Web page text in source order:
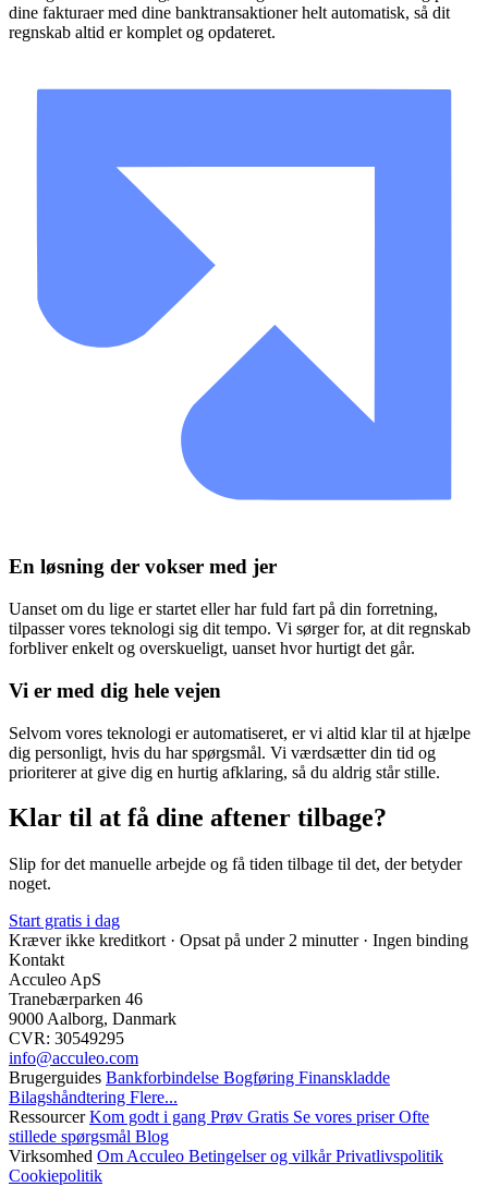
dine fakturaer med dine banktransaktioner helt automatisk, så dit
regnskab altid er komplet og opdateret.
En løsning der vokser med jer
Uanset om du lige er startet eller har fuld fart på din forretning,
tilpasser vores teknologi sig dit tempo. Vi sørger for, at dit regnskab
forbliver enkelt og overskueligt, uanset hvor hurtigt det går.
Vi er med dig hele vejen
Selvom vores teknologi er automatiseret, er vi altid klar til at hjælpe
dig personligt, hvis du har spørgsmål. Vi værdsætter din tid og
prioriterer at give dig en hurtig afklaring, så du aldrig står stille.
Klar til at få dine aftener tilbage?
Slip for det manuelle arbejde og få tiden tilbage til det, der betyder
noget.
Start gratis i dag
Kræver ikke kreditkort · Opsat på under 2 minutter · Ingen binding
Kontakt
Acculeo ApS
Tranebærparken 46
9000 Aalborg, Danmark
CVR: 30549295
info@​acculeo.com
Brugerguides Bankforbindelse Bogføring Finanskladde
Bilagshåndtering Flere...
RessourcerKom godt i gang Prøv Gratis Se vores priserOfte
stillede spørgsmål Blog
Virksomhed Om Acculeo Betingelser og vilkårPrivatlivspolitik
Cookiepolitik